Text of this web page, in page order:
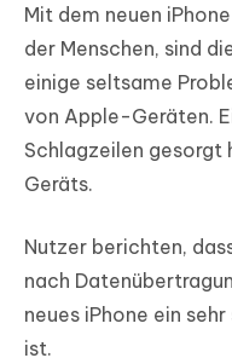
iAnyGo
Mit dem neuen
der Menschen, sind
einige seltsame
von Apple-Geräten.
Schlagzeilen gesorgt
Geräts.
Nutzer berichten,
nach
neues iPhone ein
ist.